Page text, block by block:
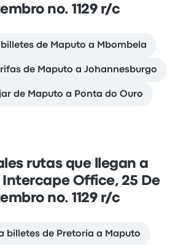
no. 1129 r/c
de Maputo a Mbombela
de Maputo a Johannesburgo
de Maputo a Ponta do Ouro
rutas que llegan a
Intercape Office, 25 De
no. 1129 r/c
billetes de Pretoria a Maputo